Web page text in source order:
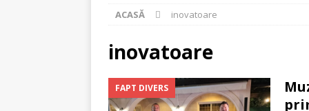
25 martie 1926 – fugit
Ungureanu, Constantin
ACASĂ inovatoare
inovatoare
FAPT DIVERS